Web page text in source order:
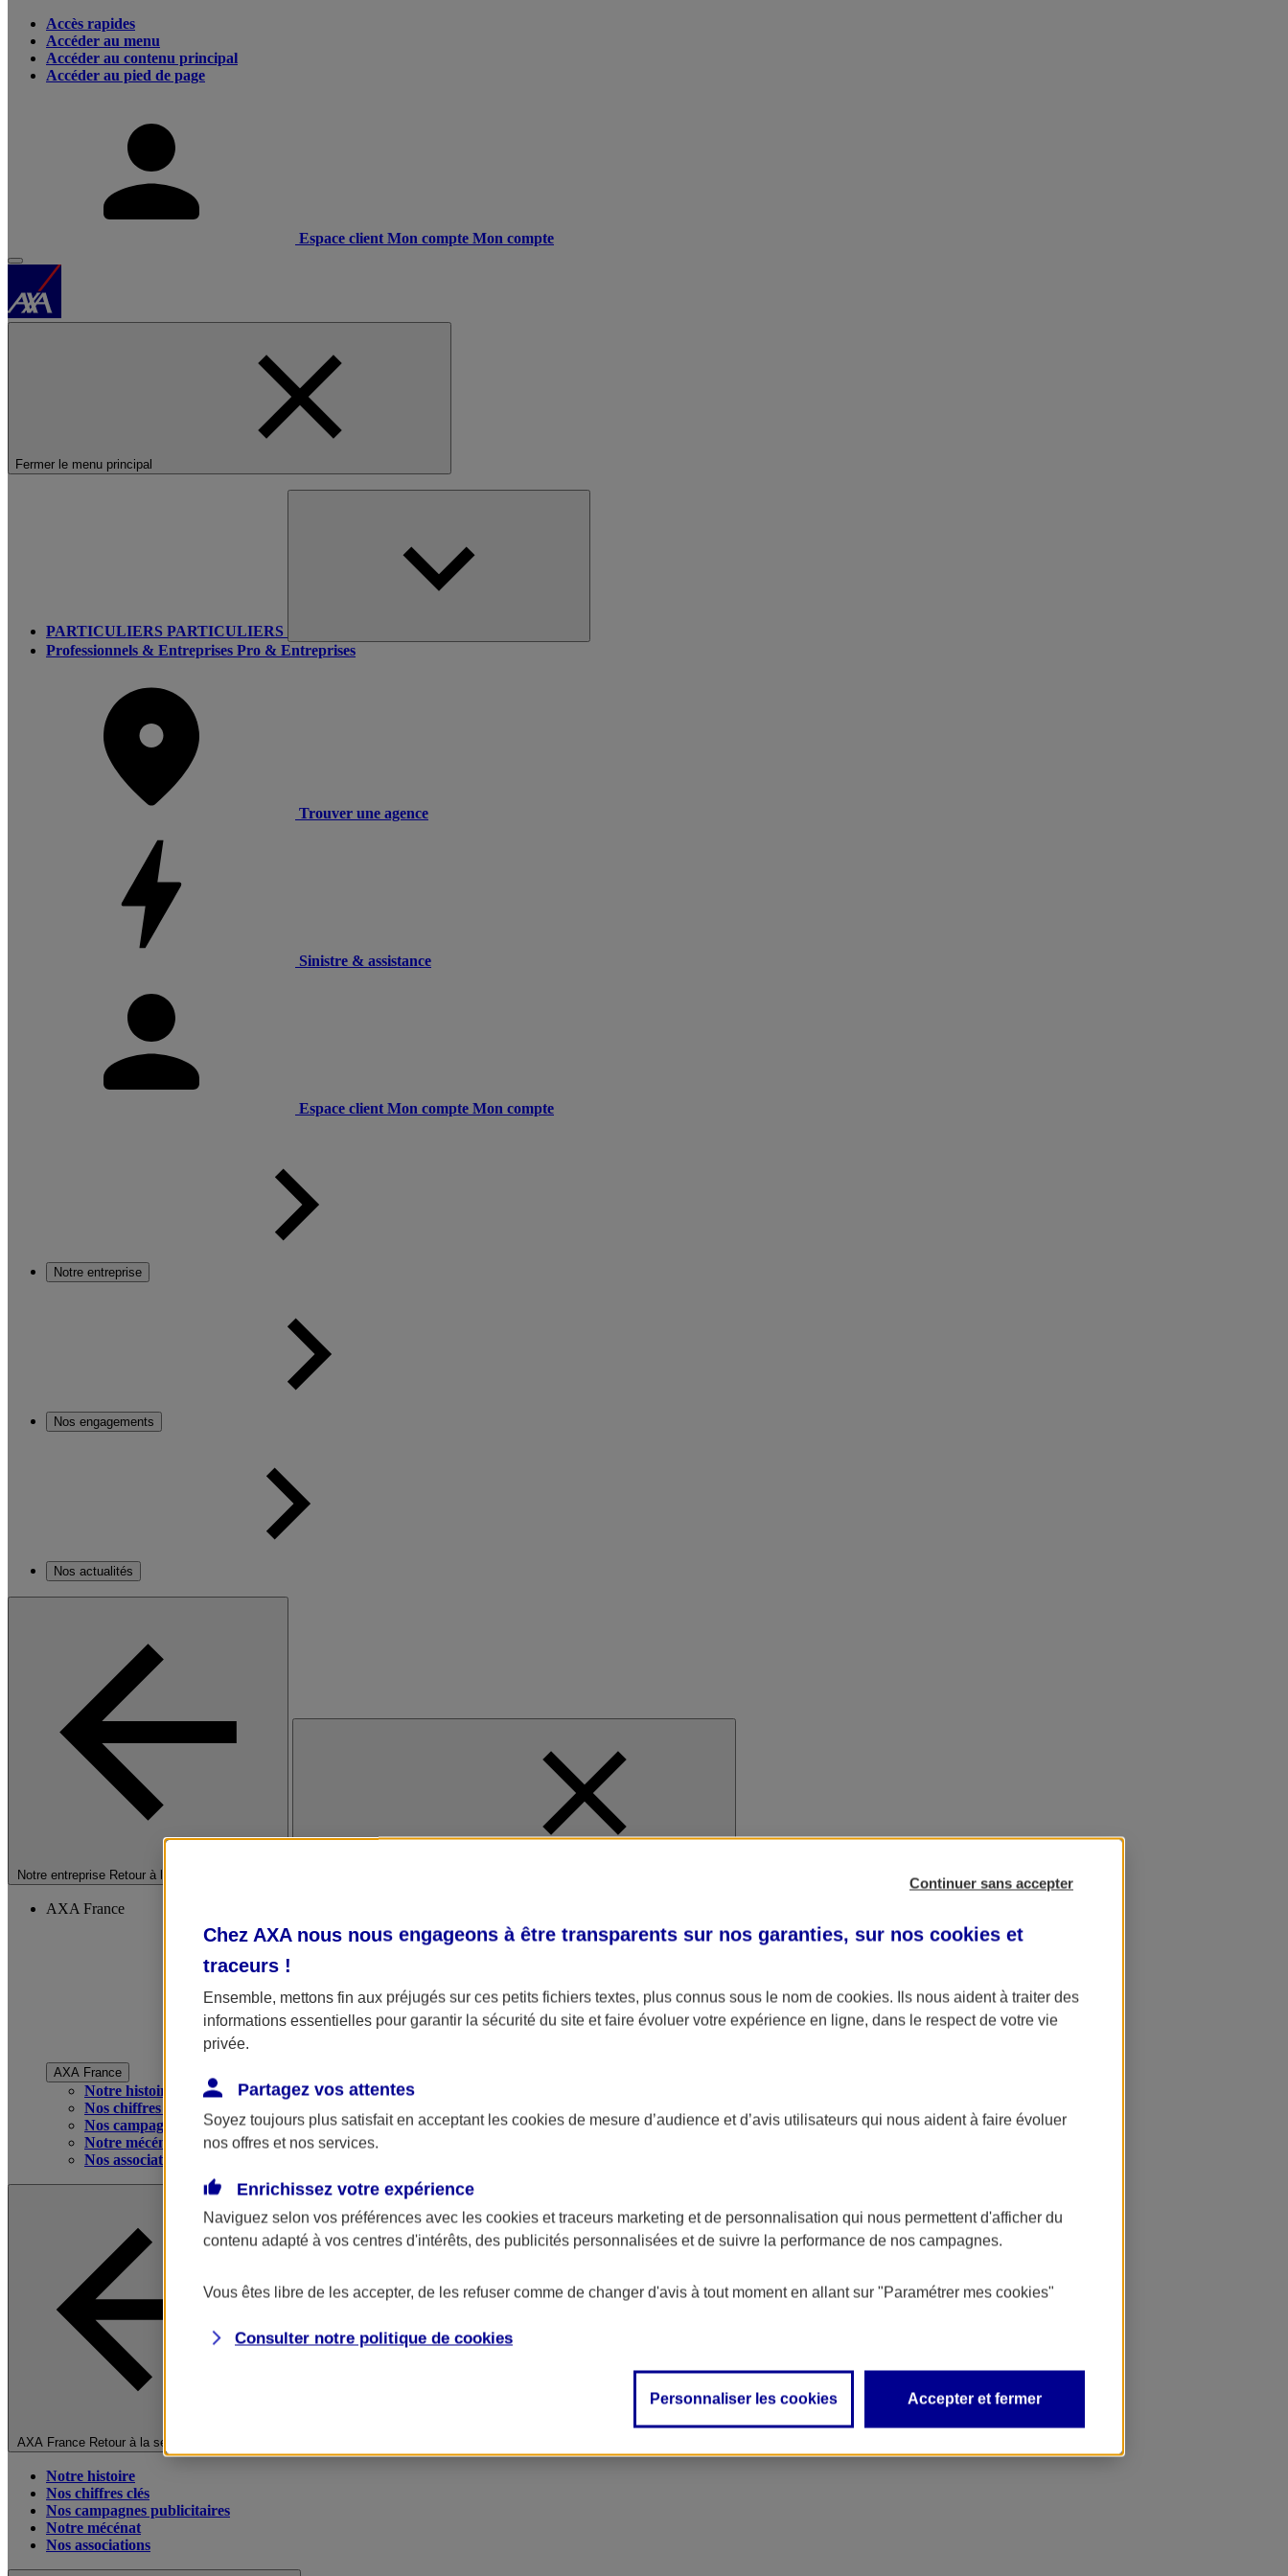
Accès rapides
Accéder au menu
Accéder au contenu principal
Accéder au pied de page
Espace client Mon compte Mon compte
Fermer le menu principal
PARTICULIERS PARTICULIERS
Professionnels & Entreprises Pro & Entreprises
Trouver une agence
Sinistre & assistance
Espace client Mon compte Mon compte
Notre entreprise
Nos engagements
Nos actualités
Notre entreprise Retour à la section précédente
AXA France
AXA France
Notre histoire
Nos chiffres clés
Nos campagnes publicitaires
Notre mécénat
Nos associations
AXA France Retour à la section précédente
Notre histoire
Nos chiffres clés
Nos campagnes publicitaires
Notre mécénat
Nos associations
Continuer sans accepter
Chez AXA nous nous engageons à être transparents sur nos garanties, sur nos cookies et
traceurs !
Ensemble, mettons fin aux préjugés sur ces petits fichiers textes, plus connus sous le nom de cookies. Ils nous aident à traiter des
informations essentielles pour garantir la sécurité du site et faire évoluer votre expérience en ligne, dans le respect de votre vie
privée.
Partagez vos attentes
Soyez toujours plus satisfait en acceptant les cookies de mesure d’audience et d’avis utilisateurs qui nous aident à faire évoluer
nos offres et nos services.
Enrichissez votre expérience
Naviguez selon vos préférences avec les cookies et traceurs marketing et de personnalisation qui nous permettent d'afficher du
contenu adapté à vos centres d'intérêts, des publicités personnalisées et de suivre la performance de nos campagnes.
Vous êtes libre de les accepter, de les refuser comme de changer d'avis à tout moment en allant sur "Paramétrer mes cookies"
Consulter notre politique de cookies
Personnaliser les cookies Accepter et fermer